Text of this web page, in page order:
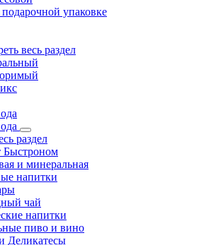
упаковке
весь раздел
раздел
Быстроном
и минеральная
напитки
чай
напитки
пиво и вино
Деликатесы